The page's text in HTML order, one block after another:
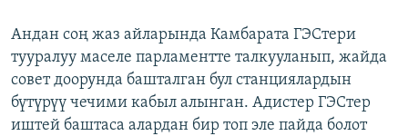
Андан соң жаз айларында Камбарата ГЭСтери
тууралуу маселе парламентте талкууланып, жайда
совет доорунда башталган бул станциялардын
бүтүрүү чечими кабыл алынган. Адистер ГЭСтер
иштей баштаса алардан бир топ эле пайда болот